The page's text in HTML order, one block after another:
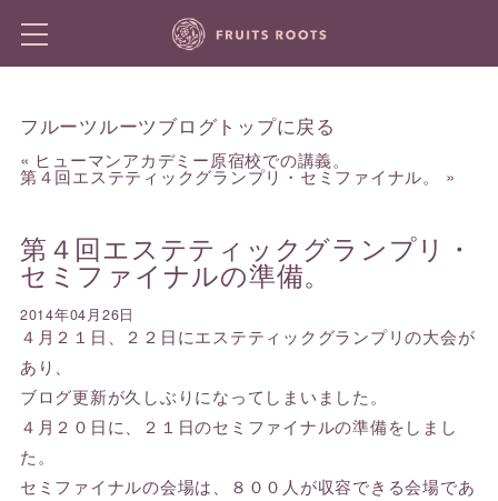
フルーツルーツブログトップに戻る
« ヒューマンアカデミー原宿校での講義。
第４回エステティックグランプリ・セミファイナル。 »
第４回エステティックグランプリ・
セミファイナルの準備。
2014年04月26日
４月２１日、２２日にエステティックグランプリの大会が
あり、
ブログ更新が久しぶりになってしまいました。
４月２０日に、２１日のセミファイナルの準備をしまし
た。
セミファイナルの会場は、８００人が収容できる会場であ